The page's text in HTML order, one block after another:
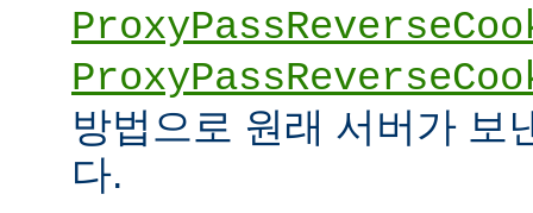
방법으로 원래 서버가 보
다.